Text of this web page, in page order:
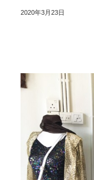
2020年3月23日